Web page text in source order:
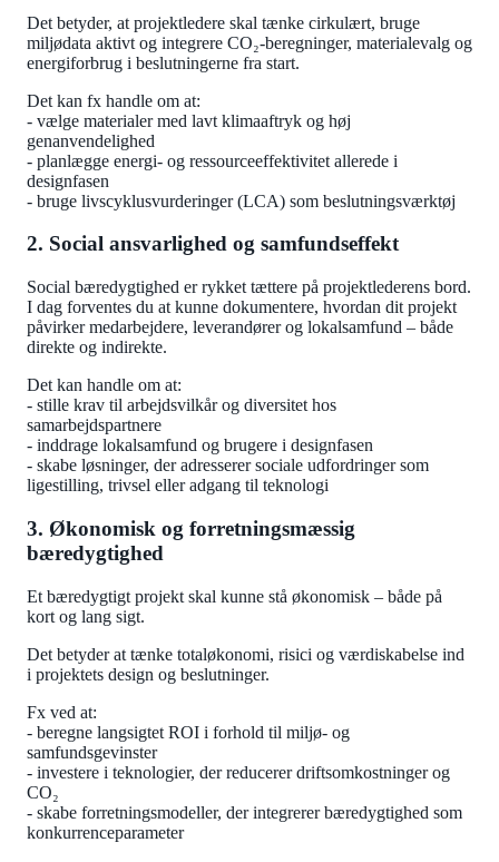
Det betyder, at projektledere skal tænke cirkulært, bruge
miljødata aktivt og integrere CO₂-beregninger, materialevalg og
energiforbrug i beslutningerne fra start.
Det kan fx handle om at:
- vælge materialer med lavt klimaaftryk og høj
genanvendelighed
- planlægge energi- og ressourceeffektivitet allerede i
designfasen
- bruge livscyklusvurderinger (LCA) som beslutningsværktøj
2. Social ansvarlighed og samfundseffekt
Social bæredygtighed er rykket tættere på projektlederens bord.
I dag forventes du at kunne dokumentere, hvordan dit projekt
påvirker medarbejdere, leverandører og lokalsamfund – både
direkte og indirekte.
Det kan handle om at:
- stille krav til arbejdsvilkår og diversitet hos
samarbejdspartnere
- inddrage lokalsamfund og brugere i designfasen
- skabe løsninger, der adresserer sociale udfordringer som
ligestilling, trivsel eller adgang til teknologi
3. Økonomisk og forretningsmæssig
bæredygtighed
Et bæredygtigt projekt skal kunne stå økonomisk – både på
kort og lang sigt.
Det betyder at tænke totaløkonomi, risici og værdiskabelse ind
i projektets design og beslutninger.
Fx ved at:
- beregne langsigtet ROI i forhold til miljø- og
samfundsgevinster
- investere i teknologier, der reducerer driftsomkostninger og
CO₂
- skabe forretningsmodeller, der integrerer bæredygtighed som
konkurrenceparameter